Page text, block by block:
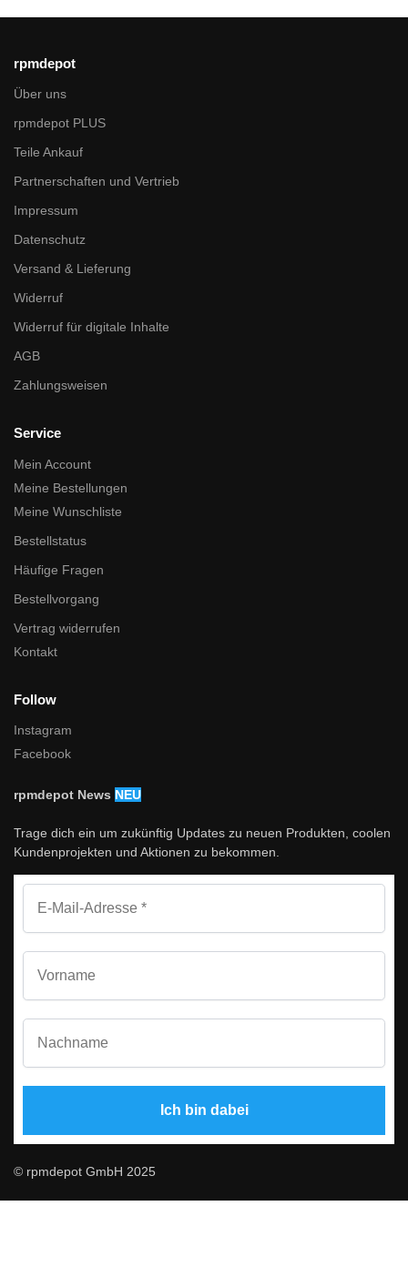
rpmdepot
Über uns
rpmdepot PLUS
Teile Ankauf
Partnerschaften und Vertrieb
Impressum
Datenschutz
Versand & Lieferung
Widerruf
Widerruf für digitale Inhalte
AGB
Zahlungsweisen
Service
Mein Account
Meine Bestellungen
Meine Wunschliste
Bestellstatus
Häufige Fragen
Bestellvorgang
Vertrag widerrufen
Kontakt
Follow
Instagram
Facebook
rpmdepot News NEU
Trage dich ein um zukünftig Updates zu neuen Produkten, coolen
Kundenprojekten und Aktionen zu bekommen.
© rpmdepot GmbH 2025